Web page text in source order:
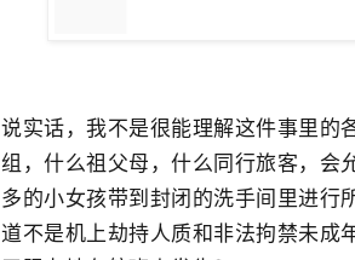
说实话，我不是很能理解这件事里的
组，什么祖父母，什么同行旅客，会
多的小女孩带到封闭的洗手间里进行
道不是机上劫持人质和非法拘禁未成